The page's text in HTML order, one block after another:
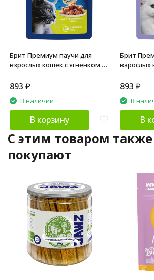
Брит Премиум паучи для
взрослых кошек с ягненком и
85 г х 14 шт
893 ₽
В наличии
В корзину
Брит
взрослых
893 ₽
В
В
C этим товаром также
покупают